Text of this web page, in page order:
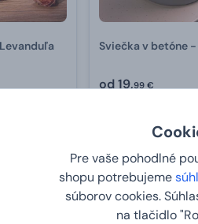
Pre vaše pohodlné
shopu potrebujeme
súborov cookies.
na tlačidlo
Sviečka v betóne -
od19,99 €